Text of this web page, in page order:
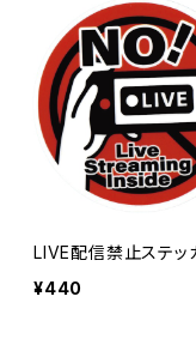
LIVE配信禁止ステッ
¥440